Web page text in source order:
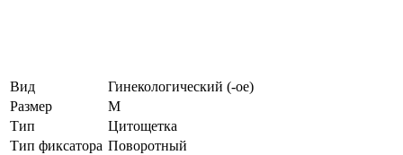
Вид
Гинекологический (-ое)
Размер
M
Тип
Цитощетка
Тип фиксатора Поворотный